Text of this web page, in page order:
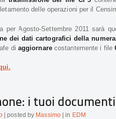
delle operazioni per il
per Agosto-Settembre 2011 sarà
dei dati cartografici della
di aggiornarecostantemente i file
i tuoi
| posted by Massimo| in EDM